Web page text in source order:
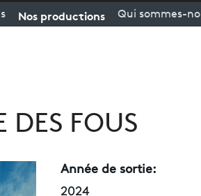
Nos productions Qui sommes-
DES FOUS
Année de sortie:
2024